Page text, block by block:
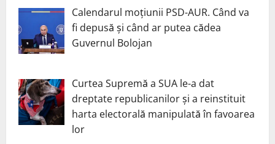
Calendarul moțiunii PSD-AUR. Când va
fi depusă și când ar putea cădea
Guvernul Bolojan
Curtea Supremă a SUA le-a dat
dreptate republicanilor și a reinstituit
harta electorală manipulată în favoarea
lor